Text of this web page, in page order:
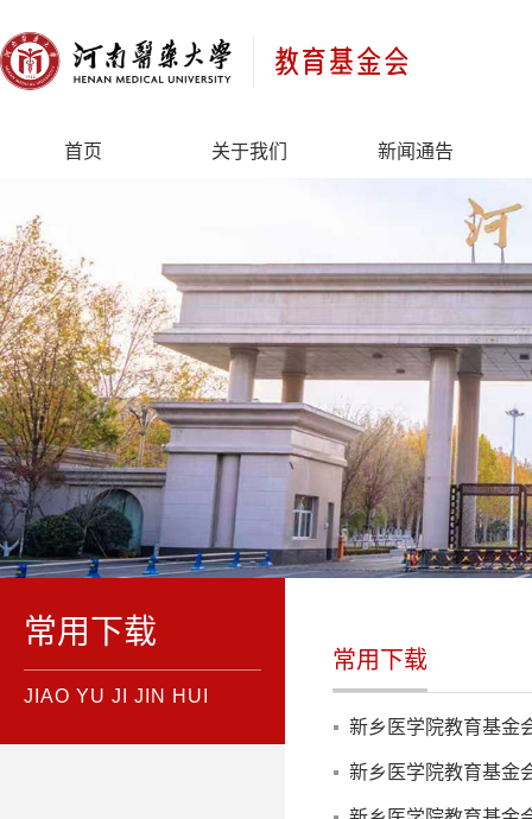
首页 关于我们 新闻通告
常用下载
JIAO YU JI JIN HUI
常用下载
新乡医学院教育基金
新乡医学院教育基金